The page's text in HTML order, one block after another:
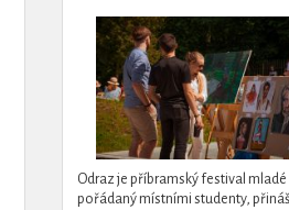
Odraz je příbramský festival
pořádaný místními studenty,